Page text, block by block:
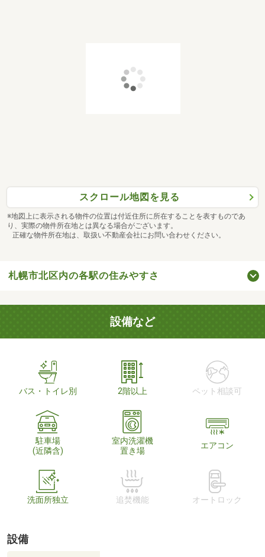
スクロール地図を見る
※地図上に表示される物件の位置は付近住所に所在することを表すものであ
り、実際の物件所在地とは異なる場合がございます。
正確な物件所在地は、取扱い不動産会社にお問い合わせください。
札幌市北区内の各駅の住みやすさ
設備など
バス・トイレ別 2階以上 ペット相談可
駐車場
(近隣含)
室内洗濯機
置き場
エアコン
洗面所独立 追焚機能 オートロック
設備